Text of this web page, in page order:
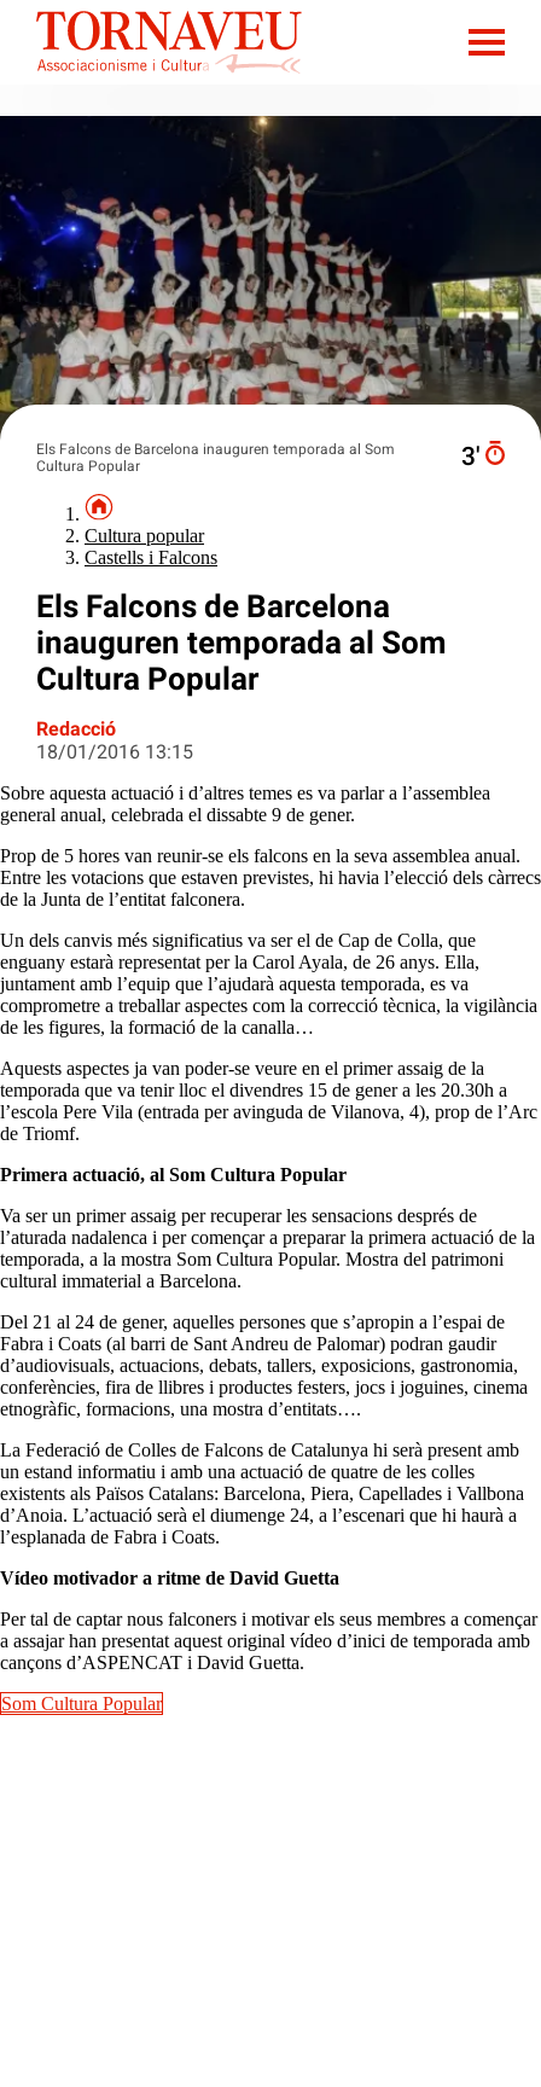
Els Falcons de Barcelona inauguren temporada al Som
Cultura Popular
3′
Cultura popular
Castells i Falcons
Els Falcons de Barcelona
inauguren temporada al Som
Cultura Popular
Redacció
18/01/2016 13:15
Sobre aquesta actuació i d’altres temes es va parlar a l’assemblea
general anual, celebrada el dissabte 9 de gener.
Prop de 5 hores van reunir-se els falcons en la seva assemblea anual.
Entre les votacions que estaven previstes, hi havia l’elecció dels càrrecs
de la Junta de l’entitat falconera.
Un dels canvis més significatius va ser el de Cap de Colla, que
enguany estarà representat per la Carol Ayala, de 26 anys. Ella,
juntament amb l’equip que l’ajudarà aquesta temporada, es va
comprometre a treballar aspectes com la correcció tècnica, la vigilància
de les figures, la formació de la canalla…
Aquests aspectes ja van poder-se veure en el primer assaig de la
temporada que va tenir lloc el divendres 15 de gener a les 20.30h a
l’escola Pere Vila (entrada per avinguda de Vilanova, 4), prop de l’Arc
de Triomf.
Primera actuació, al Som Cultura Popular
Va ser un primer assaig per recuperar les sensacions després de
l’aturada nadalenca i per començar a preparar la primera actuació de la
temporada, a la mostra Som Cultura Popular. Mostra del patrimoni
cultural immaterial a Barcelona.
Del 21 al 24 de gener, aquelles persones que s’apropin a l’espai de
Fabra i Coats (al barri de Sant Andreu de Palomar) podran gaudir
d’audiovisuals, actuacions, debats, tallers, exposicions, gastronomia,
conferències, fira de llibres i productes festers, jocs i joguines, cinema
etnogràfic, formacions, una mostra d’entitats….
La Federació de Colles de Falcons de Catalunya hi serà present amb
un estand informatiu i amb una actuació de quatre de les colles
existents als Països Catalans: Barcelona, Piera, Capellades i Vallbona
d’Anoia. L’actuació serà el diumenge 24, a l’escenari que hi haurà a
l’esplanada de Fabra i Coats.
Vídeo motivador a ritme de David Guetta
Per tal de captar nous falconers i motivar els seus membres a començar
a assajar han presentat aquest original vídeo d’inici de temporada amb
cançons d’ASPENCAT i David Guetta.
Som Cultura Popular